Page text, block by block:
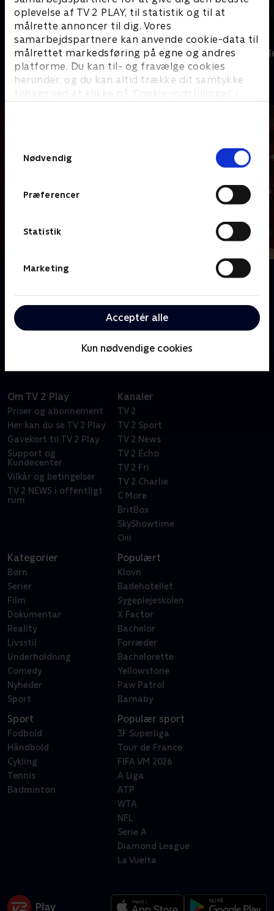
oplevelse af TV 2 PLAY, til statistik og til at
målrette annoncer til dig. Vores
samarbejdspartnere kan anvende cookie-data til
målrettet markedsføring på egne og andres
platforme. Du kan til- og fravælge cookies
herunder, og du kan altid trække dit samtykke
tilbage ved at klikke på ’Cookie-indstillinger’ i
Nødvendig
Præferencer
Statistik
Marketing
Acceptér alle
Kun nødvendige cookies
PLAYER
Fodbold Fodbold
Om Tirsdagstrænerne
Riddersholm, Bo Henriksen og Dan Hammer
dissekere weekendens runde i Superligaen og store
Om TV 2 Play
Priser og abonnement
Her kan du se TV 2 Play
Gavekort til TV 2 Play
Support og
Kundecenter
Vilkår og betingelser
TV 2 NEWS i offentligt
rum
Kanaler
TV 2
TV 2 Sport
TV 2 News
TV 2 Echo
TV 2 Fri
TV 2 Charlie
C More
BritBox
SkyShowtime
Oiii
Kategorier
Børn
Serier
Film
Dokumentar
Reality
Livsstil
Underholdning
Comedy
Nyheder
Sport
Populært
Klovn
Badehotellet
Sygeplejeskolen
X Factor
Bachelor
Forræder
Bachelorette
Yellowstone
Paw Patrol
Barnaby
Sport
Fodbold
Håndbold
Cykling
Tennis
Badminton
Populær sport
3F Superliga
Tour de France
FIFA VM 2026
A Liga
ATP
WTA
NFL
Serie A
Diamond League
La Vuelta